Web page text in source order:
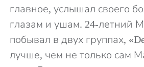
главное, услышал своего
глазам и ушам. 24-летний
побывал в двух группах,
лучше, чем не только сам